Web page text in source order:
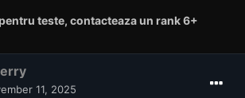
teste, contacteaza un rank6+
11, 2025